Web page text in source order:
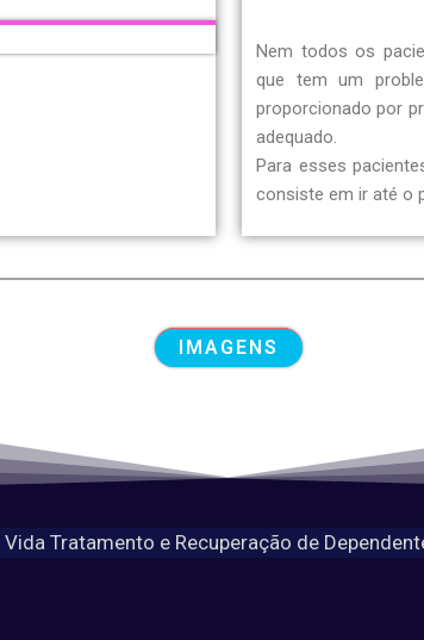
Nem todos os
que tem um
proporcionado por
adequado.
Para esses
consiste em ir até o
IMAGENS
Vida Tratamento e Recuperação de